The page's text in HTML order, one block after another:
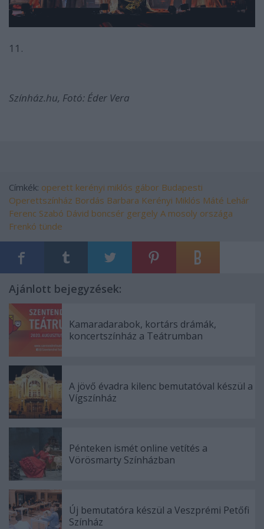
11.
Színház.hu, Fotó: Éder Vera
Címkék: operett kerényi miklós gábor Budapesti
Operettszínház Bordás Barbara Kerényi Miklós Máté Lehár
Ferenc Szabó Dávid boncsér gergely A mosoly országa
Frenkó tünde
Ajánlott bejegyzések:
Kamaradarabok, kortárs drámák,
koncertszínház a Teátrumban
A jövő évadra kilenc bemutatóval készül a
Vígszínház
Pénteken ismét online vetítés a
Vörösmarty Színházban
Új bemutatóra készül a Veszprémi Petőfi
Színház